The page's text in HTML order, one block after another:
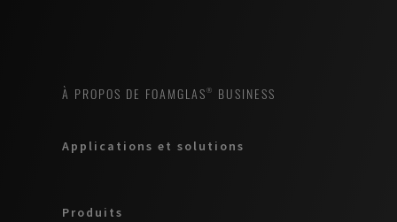
À PROPOS DE FOAMGLAS® BUSINESS
Applications et solutions
Produits